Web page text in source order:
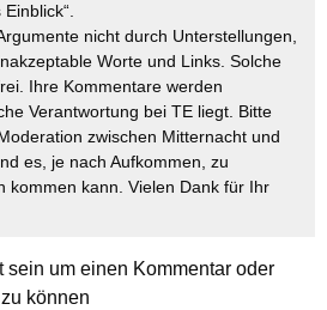
nicht durch Unterstellungen,
Worte und Links. Solche
Ihre Kommentare werden
Verantwortung bei TE liegt. Bitte
zwischen Mitternacht und
es, je nach Aufkommen, zu
kommen kann. Vielen Dank für Ihr
sein um einen Kommentar oder
können